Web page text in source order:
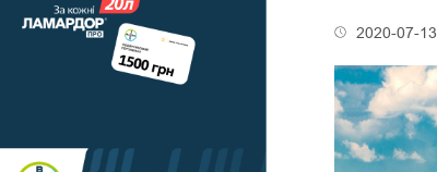
2020-07-13